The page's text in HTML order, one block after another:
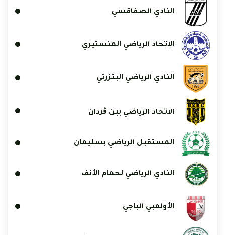
النادي الصفاقسي
الإتحاد الرياضي المنستيري
النادي الرياضي البنزرتي
الاتحاد الرياضي ببن ڨردان
المستقبل الرياضي بسليمان
النادي الرياضي لحمام الأنف
الأولمبي الباجي